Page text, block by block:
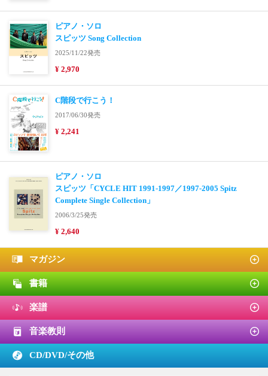
ピアノ・ソロ
スピッツ Song Collection
2025/11/22発売
¥ 2,970
C階段で行こう！
2017/06/30発売
¥ 2,241
ピアノ・ソロ
スピッツ「CYCLE HIT 1991-1997／1997-2005 Spitz
Complete Single Collection」
2006/3/25発売
¥ 2,640
マガジン
書籍
楽譜
音楽教則
CD/DVD/その他